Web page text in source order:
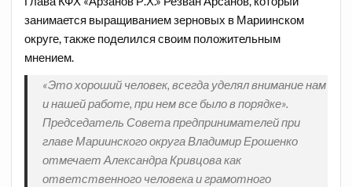
занимается выращиванием зерновых в Мариинском
округе, также поделился своим положительным
мнением.
«Это хороший человек, всегда уделял внимание нам
и нашей работе, при нем все было в порядке».
Председатель Совета предпринимателей при
главе Мариинского округа Владимир Ерошенко
отмечает Александра Кривцова как
ответственного человека и грамотного